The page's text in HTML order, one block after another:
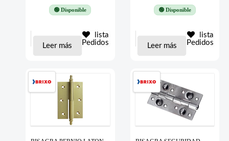
🟢 Disponible
Leer más
lista
Pedidos
🟢 Disponible
Leer más
lista
Pedidos